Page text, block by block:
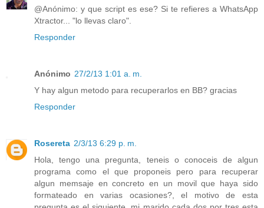
@Anónimo: y que script es ese? Si te refieres a WhatsApp
Xtractor... "lo llevas claro".
Responder
Anónimo 27/2/13 1:01 a. m.
Y hay algun metodo para recuperarlos en BB? gracias
Responder
Rosereta 2/3/13 6:29 p. m.
Hola, tengo una pregunta, teneis o conoceis de algun
programa como el que proponeis pero para recuperar
algun memsaje en concreto en un movil que haya sido
formateado en varias ocasiones?, el motivo de esta